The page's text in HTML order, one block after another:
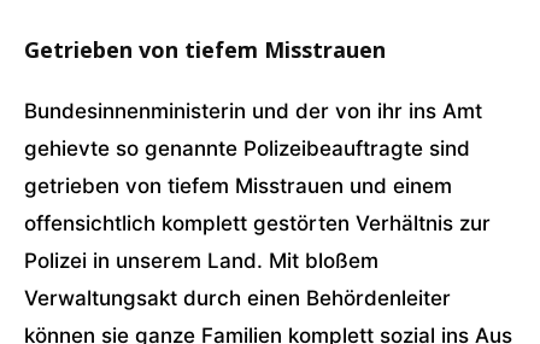
Getrieben von tiefem Misstrauen
Bundesinnenministerin und der von ihr ins Amt
gehievte so genannte Polizeibeauftragte sind
getrieben von tiefem Misstrauen und einem
offensichtlich komplett gestörten Verhältnis zur
Polizei in unserem Land. Mit bloßem
Verwaltungsakt durch einen Behördenleiter
können sie ganze Familien komplett sozial ins Aus